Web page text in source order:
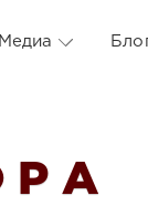
Медиа
Р А